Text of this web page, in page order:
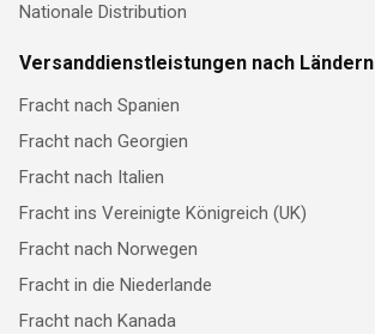
Nationale Distribution
Versanddienstleistungen nach Ländern
Fracht nach Spanien
Fracht nach Georgien
Fracht nach Italien
Fracht ins Vereinigte Königreich (UK)
Fracht nach Norwegen
Fracht in die Niederlande
Fracht nach Kanada